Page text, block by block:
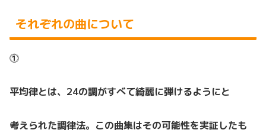
それぞれの曲について
⓵
平均律とは、24の調がすべて綺麗に弾けるようにと
考えられた調律法。この曲集はその可能性を実証したも